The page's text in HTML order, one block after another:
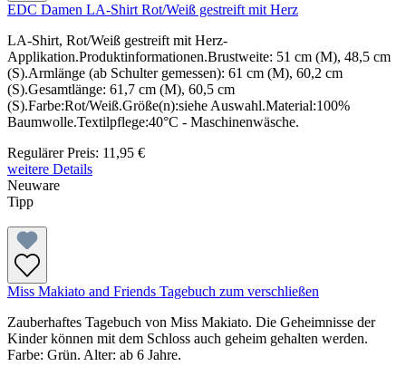
EDC Damen LA-Shirt Rot/Weiß gestreift mit Herz
LA-Shirt, Rot/Weiß gestreift mit Herz-
Applikation.Produktinformationen.Brustweite: 51 cm (M), 48,5 cm
(S).Armlänge (ab Schulter gemessen): 61 cm (M), 60,2 cm
(S).Gesamtlänge: 61,7 cm (M), 60,5 cm
(S).Farbe:Rot/Weiß.Größe(n):siehe Auswahl.Material:100%
Baumwolle.Textilpflege:40°C - Maschinenwäsche.
Regulärer Preis: 11,95 €
weitere Details
Neuware
Tipp
Miss Makiato and Friends Tagebuch zum verschließen
Zauberhaftes Tagebuch von Miss Makiato. Die Geheimnisse der
Kinder können mit dem Schloss auch geheim gehalten werden.
Farbe: Grün. Alter: ab 6 Jahre.